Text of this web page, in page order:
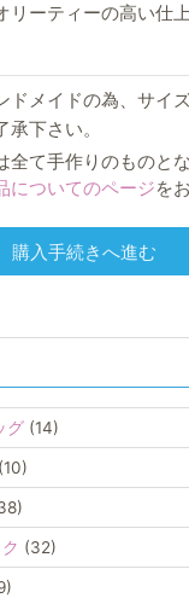
ーティーの高い仕上
ドメイドの為、サイ
下さい。
て手作りのものとな
についてのページを
グ (14)
(10)
(32)